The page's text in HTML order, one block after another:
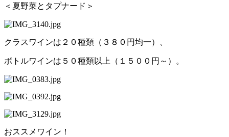
＜夏野菜とタプナード＞
クラスワインは２０種類（３８０円均一）、
ボトルワインは５０種類以上（１５００円～）。
おススメワイン！